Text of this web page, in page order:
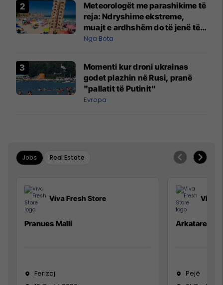
Meteorologët me parashikime të
reja: Ndryshime ekstreme,
muajt e ardhshëm do të jenë të
pazakontë
Nga Bota
Momenti kur droni ukrainas
godet plazhin në Rusi, pranë
"pallatit të Putinit"
Evropa
Jobs Real Estate
Viva Fresh Store
Pranues Malli
Ferizaj
Viva
Arkatare
Pejë